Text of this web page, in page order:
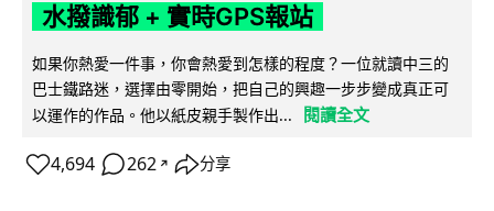
水撥識郁 + 實時GPS報站
如果你熱愛一件事，你會熱愛到怎樣的程度？一位就讀中三的
巴士鐵路迷，選擇由零開始，把自己的興趣一步步變成真正可
以運作的作品。他以紙皮親手製作出...
閱讀全文
4,694 262 ↗ 分享